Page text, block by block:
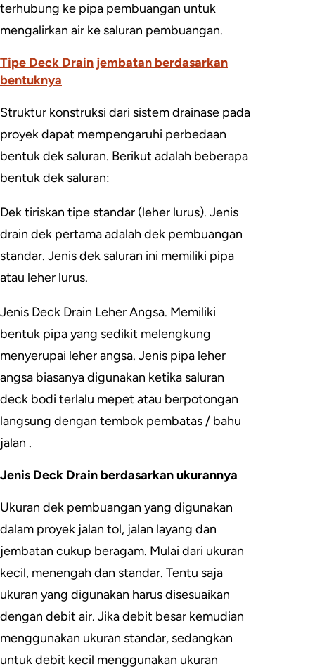
terhubung ke pipa pembuangan untuk
mengalirkan air ke saluran pembuangan.
Tipe Deck Drain jembatan berdasarkan
bentuknya
Struktur konstruksi dari sistem drainase pada
proyek dapat mempengaruhi perbedaan
bentuk dek saluran. Berikut adalah beberapa
bentuk dek saluran:
Dek tiriskan tipe standar (leher lurus). Jenis
drain dek pertama adalah dek pembuangan
standar. Jenis dek saluran ini memiliki pipa
atau leher lurus.
Jenis Deck Drain Leher Angsa. Memiliki
bentuk pipa yang sedikit melengkung
menyerupai leher angsa. Jenis pipa leher
angsa biasanya digunakan ketika saluran
deck bodi terlalu mepet atau berpotongan
langsung dengan tembok pembatas / bahu
jalan .
Jenis Deck Drain berdasarkan ukurannya
Ukuran dek pembuangan yang digunakan
dalam proyek jalan tol, jalan layang dan
jembatan cukup beragam. Mulai dari ukuran
kecil, menengah dan standar. Tentu saja
ukuran yang digunakan harus disesuaikan
dengan debit air. Jika debit besar kemudian
menggunakan ukuran standar, sedangkan
untuk debit kecil menggunakan ukuran